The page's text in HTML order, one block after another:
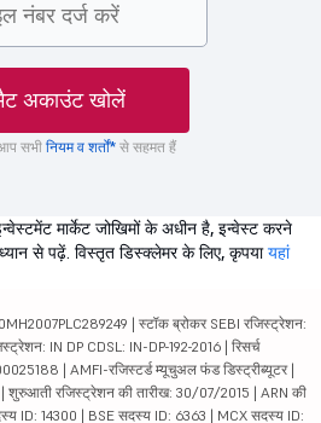
अकाउंट खोलें
सभी नियम व शर्तों* से सहमत हैं
मार्केट जोखिमों के अधीन है, इन्वेस्ट करने
से पढ़ें. विस्तृत डिस्क्लेमर के लिए, कृपयायहां
| स्टॉक ब्रोकर SEBI रजिस्ट्रेशन:
IN DP CDSL: IN-DP-192-2016 | रिसर्च
| AMFI-रजिस्टर्ड म्यूचुअल फंड डिस्ट्रीब्यूटर |
शुरुआती रजिस्ट्रेशन की तारीख: 30/07/2015 | ARN की
ID: 14300 | BSE सदस्य ID: 6363 | MCX सदस्य ID: